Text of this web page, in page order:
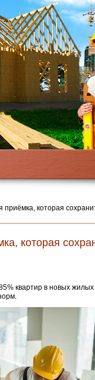
приёмка, которая
которая
квартир в новых жилых